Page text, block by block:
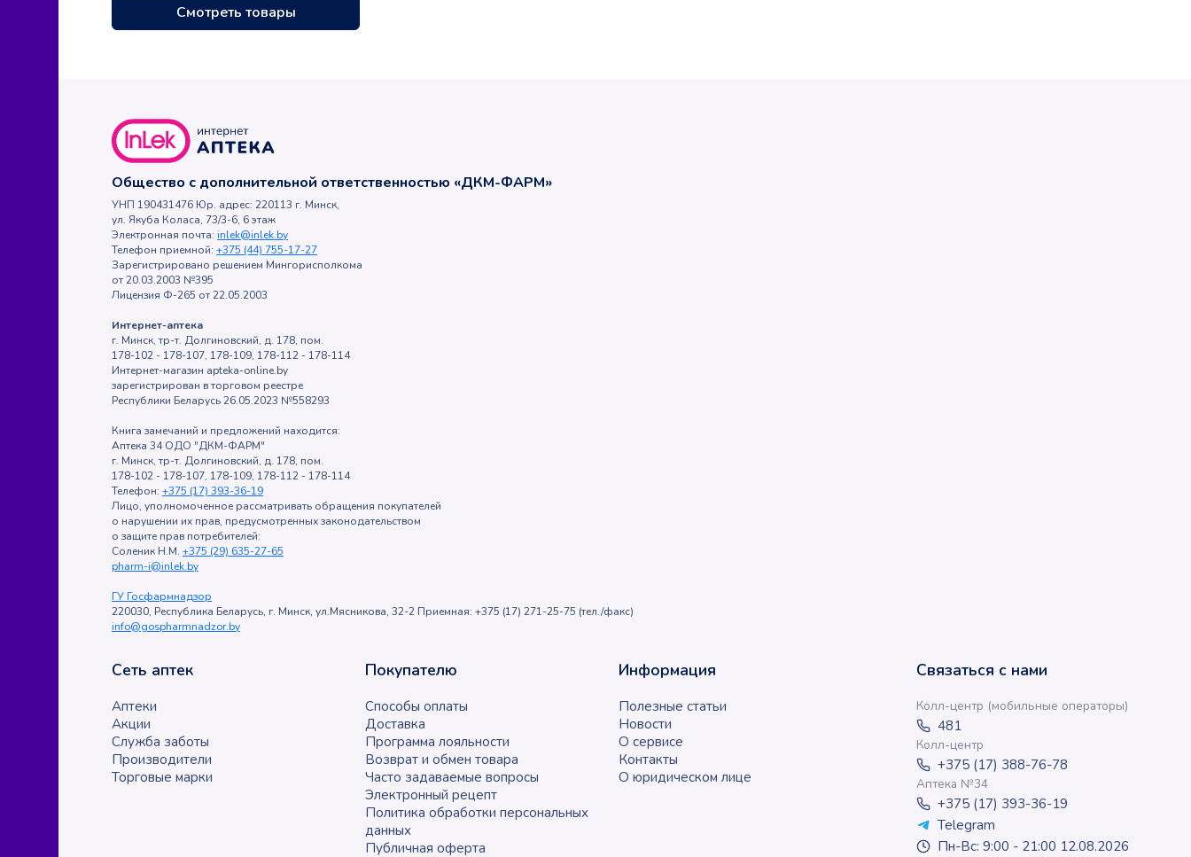
Смотреть товары
Общество с дополнительной ответственностью «ДКМ-ФАРМ»
УНП 190431476 Юр. адрес: 220113 г. Минск,
ул. Якуба Коласа, 73/3-6, 6 этаж
Электронная почта: inlek@inlek.by
Телефон приемной: +375 (44) 755-17-27
Зарегистрировано решением Мингорисполкома
от 20.03.2003 №395
Лицензия Ф-265 от 22.05.2003
Интернет-аптека
г. Минск, тр-т. Долгиновский, д. 178, пом.
178-102 - 178-107, 178-109, 178-112 - 178-114
Интернет-магазин apteka-online.by
зарегистрирован в торговом реестре
Республики Беларусь 26.05.2023 №558293
Книга замечаний и предложений находится:
Аптека 34 ОДО "ДКМ-ФАРМ"
г. Минск, тр-т. Долгиновский, д. 178, пом.
178-102 - 178-107, 178-109, 178-112 - 178-114
Телефон: +375 (17) 393-36-19
Лицо, уполномоченное рассматривать обращения покупателей
о нарушении их прав, предусмотренных законодательством
о защите прав потребителей:
Соленик Н.М. +375 (29) 635-27-65
pharm-i@inlek.by
ГУ Госфармнадзор
220030, Республика Беларусь, г. Минск, ул.Мясникова, 32-2 Приемная: +375 (17) 271-25-75 (тел./факс)
info@gospharmnadzor.by
Сеть аптек
Аптеки
Акции
Служба заботы
Производители
Торговые марки
Покупателю
Способы оплаты
Доставка
Программа лояльности
Возврат и обмен товара
Часто задаваемые вопросы
Электронный рецепт
Политика обработки персональных
данных
Публичная оферта
Информация
Полезные статьи
Новости
О сервисе
Контакты
О юридическом лице
Связаться с нами
Колл-центр (мобильные операторы)
481
Колл-центр
+375 (17) 388-76-78
Аптека №34
+375 (17) 393-36-19
Telegram
Пн-Вс: 9:00 - 21:00 12.08.2026